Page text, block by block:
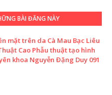
BÀI ĐĂNG NÀY
mặt trên da Cà Mau Bạc Liêu
Cao Phẫu thuật tạo hình
khoa Nguyễn Đặng Duy 091